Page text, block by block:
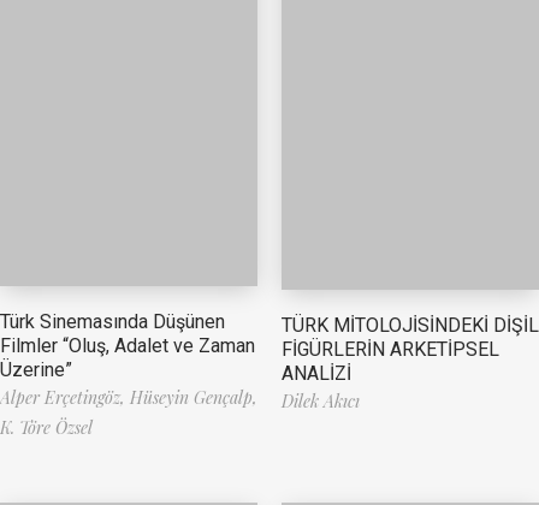
Türk Sinemasında Düşünen
Filmler “Oluş, Adalet ve Zaman
Üzerine”
Alper Erçetingöz, Hüseyin Gençalp,
K. Töre Özsel
TÜRK MİTOLOJİSİNDEKİ DİŞİL
FİGÜRLERİN ARKETİPSEL
ANALİZİ
Dilek Akıcı